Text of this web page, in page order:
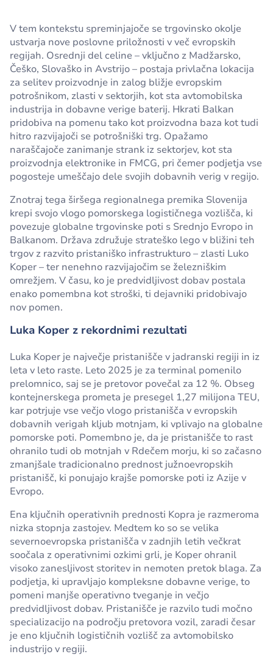
V tem kontekstu spreminjajoče se trgovinsko okolje
ustvarja nove poslovne priložnosti v več evropskih
regijah. Osrednji del celine – vključno z Madžarsko,
Češko, Slovaško in Avstrijo – postaja privlačna lokacija
za selitev proizvodnje in zalog bližje evropskim
potrošnikom, zlasti v sektorjih, kot sta avtomobilska
industrija in dobavne verige baterij. Hkrati Balkan
pridobiva na pomenu tako kot proizvodna baza kot tudi
hitro razvijajoči se potrošniški trg. Opažamo
naraščajoče zanimanje strank iz sektorjev, kot sta
proizvodnja elektronike in FMCG, pri čemer podjetja vse
pogosteje umeščajo dele svojih dobavnih verig v regijo.
Znotraj tega širšega regionalnega premika Slovenija
krepi svojo vlogo pomorskega logističnega vozlišča, ki
povezuje globalne trgovinske poti s Srednjo Evropo in
Balkanom. Država združuje strateško lego v bližini teh
trgov z razvito pristaniško infrastrukturo – zlasti Luko
Koper – ter nenehno razvijajočim se železniškim
omrežjem. V času, ko je predvidljivost dobav postala
enako pomembna kot stroški, ti dejavniki pridobivajo
nov pomen.
Luka Koper z rekordnimi rezultati
Luka Koper je največje pristanišče v jadranski regiji in iz
leta v leto raste. Leto 2025 je za terminal pomenilo
prelomnico, saj se je pretovor povečal za 12 %. Obseg
kontejnerskega prometa je presegel 1,27 milijona TEU,
kar potrjuje vse večjo vlogo pristanišča v evropskih
dobavnih verigah kljub motnjam, ki vplivajo na globalne
pomorske poti. Pomembno je, da je pristanišče to rast
ohranilo tudi ob motnjah v Rdečem morju, ki so začasno
zmanjšale tradicionalno prednost južnoevropskih
pristanišč, ki ponujajo krajše pomorske poti iz Azije v
Evropo.
Ena ključnih operativnih prednosti Kopra je razmeroma
nizka stopnja zastojev. Medtem ko so se velika
severnoevropska pristanišča v zadnjih letih večkrat
soočala z operativnimi ozkimi grli, je Koper ohranil
visoko zanesljivost storitev in nemoten pretok blaga. Za
podjetja, ki upravljajo kompleksne dobavne verige, to
pomeni manjše operativno tveganje in večjo
predvidljivost dobav. Pristanišče je razvilo tudi močno
specializacijo na področju pretovora vozil, zaradi česar
je eno ključnih logističnih vozlišč za avtomobilsko
industrijo v regiji.